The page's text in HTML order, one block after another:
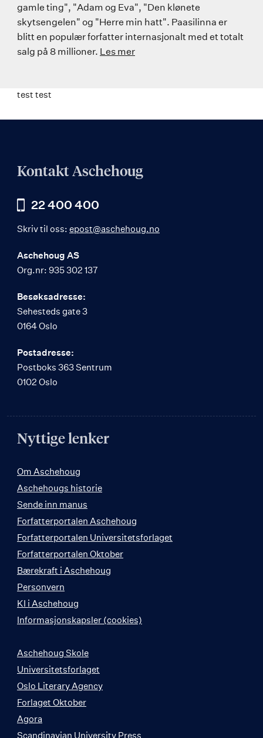
gamle ting", "Adam og Eva", "Den klønete
skytsengelen" og "Herre min hatt". Paasilinna er
blitt en populær forfatter internasjonalt med et totalt
salg på 8 millioner. Les mer
test test
Kontakt Aschehoug
22 400 400
Skriv til oss: epost@aschehoug.no
Aschehoug AS
Org.nr: 935 302 137
Besøksadresse:
Sehesteds gate 3
0164 Oslo
Postadresse:
Postboks 363 Sentrum
0102 Oslo
Nyttige lenker
Om Aschehoug
Aschehougs historie
Sende inn manus
Forfatterportalen Aschehoug
Forfatterportalen Universitetsforlaget
Forfatterportalen Oktober
Bærekraft i Aschehoug
Personvern
KI i Aschehoug
Informasjonskapsler (cookies)
Aschehoug Skole
Universitetsforlaget
Oslo Literary Agency
Forlaget Oktober
Agora
Scandinavian University Press